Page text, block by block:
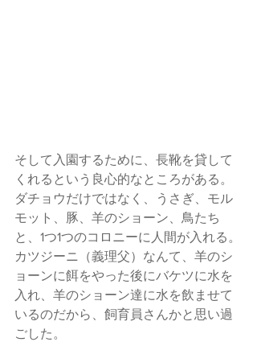
そして入園するために、長靴を貸して
くれるという良心的なところがある。
ダチョウだけではなく、うさぎ、モル
モット、豚、羊のショーン、鳥たち
と、1つ1つのコロニーに人間が入れる。
カツジーニ（義理父）なんて、羊のシ
ョーンに餌をやった後にバケツに水を
入れ、羊のショーン達に水を飲ませて
いるのだから、飼育員さんかと思い過
ごした。